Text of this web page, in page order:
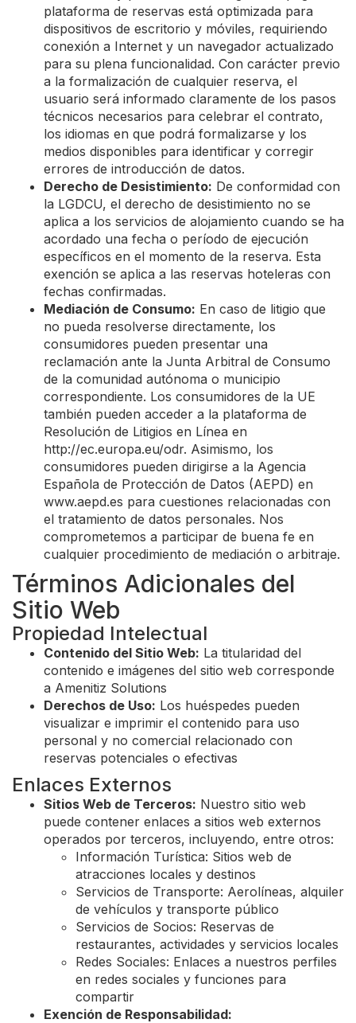
plataforma de reservas está optimizada para
dispositivos de escritorio y móviles, requiriendo
conexión a Internet y un navegador actualizado
para su plena funcionalidad. Con carácter previo
a la formalización de cualquier reserva, el
usuario será informado claramente de los pasos
técnicos necesarios para celebrar el contrato,
los idiomas en que podrá formalizarse y los
medios disponibles para identificar y corregir
errores de introducción de datos.
Derecho de Desistimiento: De conformidad con
la LGDCU, el derecho de desistimiento no se
aplica a los servicios de alojamiento cuando se ha
acordado una fecha o período de ejecución
específicos en el momento de la reserva. Esta
exención se aplica a las reservas hoteleras con
fechas confirmadas.
Mediación de Consumo: En caso de litigio que
no pueda resolverse directamente, los
consumidores pueden presentar una
reclamación ante la Junta Arbitral de Consumo
de la comunidad autónoma o municipio
correspondiente. Los consumidores de la UE
también pueden acceder a la plataforma de
Resolución de Litigios en Línea en
http://ec.europa.eu/odr. Asimismo, los
consumidores pueden dirigirse a la Agencia
Española de Protección de Datos (AEPD) en
www.aepd.es para cuestiones relacionadas con
el tratamiento de datos personales. Nos
comprometemos a participar de buena fe en
cualquier procedimiento de mediación o arbitraje.
Términos Adicionales del
Sitio Web
Propiedad Intelectual
Contenido del Sitio Web: La titularidad del
contenido e imágenes del sitio web corresponde
a Amenitiz Solutions
Derechos de Uso: Los huéspedes pueden
visualizar e imprimir el contenido para uso
personal y no comercial relacionado con
reservas potenciales o efectivas
Enlaces Externos
Sitios Web de Terceros: Nuestro sitio web
puede contener enlaces a sitios web externos
operados por terceros, incluyendo, entre otros:
Información Turística: Sitios web de
atracciones locales y destinos
Servicios de Transporte: Aerolíneas, alquiler
de vehículos y transporte público
Servicios de Socios: Reservas de
restaurantes, actividades y servicios locales
Redes Sociales: Enlaces a nuestros perfiles
en redes sociales y funciones para
compartir
Exención de Responsabilidad: